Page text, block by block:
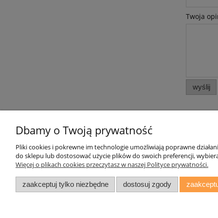
Twoja
wyślij
Pomoc
Zwroty i reklamacje
Oświadczenie o Dostępności
Regulamin
Moje konto
Twoje zamówienia
Ustawienia konta
Przechowalnia
Dbamy o Twoją prywatność
Pliki cookies i pokrewne im technologie umożliwiają poprawne
do sklepu lub dostosować użycie plików do swoich preferencji,
Więcej o plikach cookies przeczytasz w naszej Polityce prywatności.
zaakceptuj tylko niezbędne dostosuj zgody